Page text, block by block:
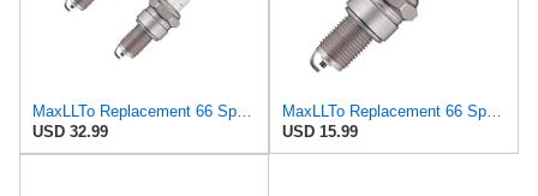
MaxLLTo Replacement 66 Spark Plug for Bosch 7511 7512 7513 7607 7911 7913 W10D W10DC, 2 pack
USD 32.99
USD 15.99